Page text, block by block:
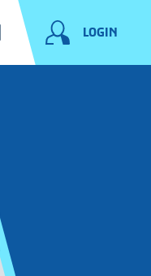
LOGIN